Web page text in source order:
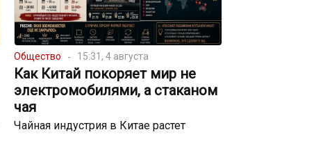
Общество 15:31, 4 августа
Как Китай покоряет мир не
электромобилями, а стаканом
чая
Чайная индустрия в Китае растет